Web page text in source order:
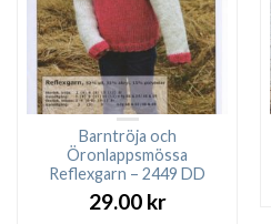
Barntröja och
Öronlappsmössa
Reflexgarn – 2449 DD
29.00 kr